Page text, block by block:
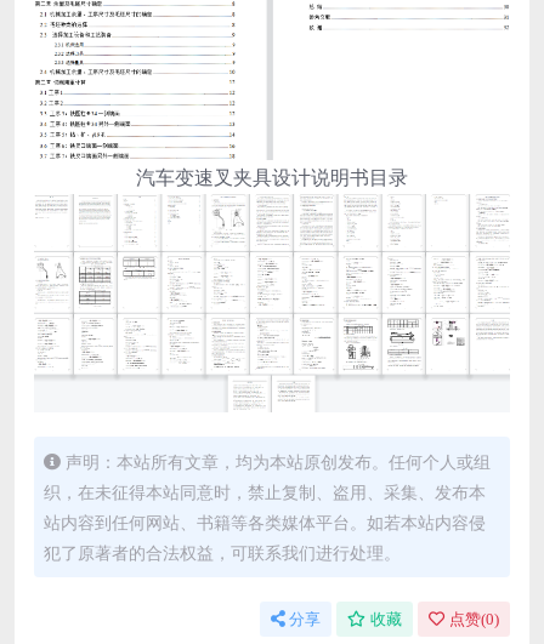
汽车变速叉夹具设计说明书目录
声明：本站所有文章，均为本站原创发布。任何个人或组
织，在未征得本站同意时，禁止复制、盗用、采集、发布本
站内容到任何网站、书籍等各类媒体平台。如若本站内容侵
犯了原著者的合法权益，可联系我们进行处理。
分享 收藏 点赞(0)